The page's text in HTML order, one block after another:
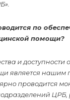
по
помощи?
и доступности
является нашим
проводится